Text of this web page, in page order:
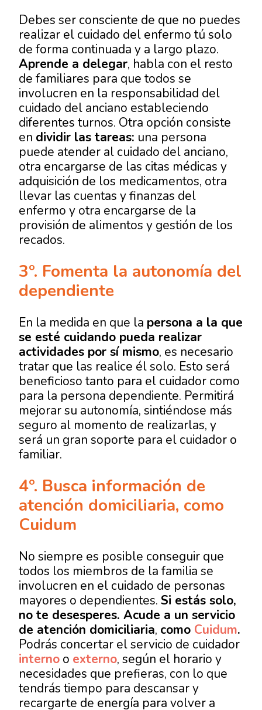
Debes ser consciente de que no puedes
realizar el cuidado del enfermo tú solo
de forma continuada y a largo plazo.
Aprende a delegar, habla con el resto
de familiares para que todos se
involucren en la responsabilidad del
cuidado del anciano estableciendo
diferentes turnos. Otra opción consiste
en dividir las tareas: una persona
puede atender al cuidado del anciano,
otra encargarse de las citas médicas y
adquisición de los medicamentos, otra
llevar las cuentas y finanzas del
enfermo y otra encargarse de la
provisión de alimentos y gestión de los
recados.
3º. Fomenta la autonomía del
dependiente
En la medida en que la persona a la que
se esté cuidando pueda realizar
actividades por sí mismo, es necesario
tratar que las realice él solo. Esto será
beneficioso tanto para el cuidador como
para la persona dependiente. Permitirá
mejorar su autonomía, sintiéndose más
seguro al momento de realizarlas, y
será un gran soporte para el cuidador o
familiar.
4º. Busca información de
atención domiciliaria, como
Cuidum
No siempre es posible conseguir que
todos los miembros de la familia se
involucren en el cuidado de personas
mayores o dependientes.Si estás solo,
no te desesperes. Acude a un servicio
de atención domiciliaria, como Cuidum.
Podrás concertar el servicio de cuidador
interno o externo, según el horario y
necesidades que prefieras, con lo que
tendrás tiempo para descansar y
recargarte de energía para volver a